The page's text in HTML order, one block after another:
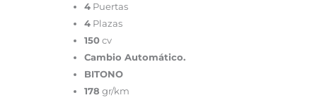
4Puertas
4Plazas
150cv
Cambio Automático.
BITONO
178 gr/km